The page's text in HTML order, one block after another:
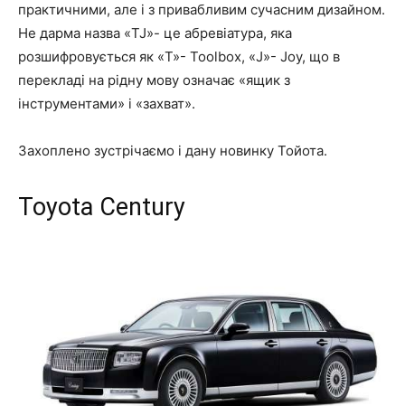
практичними, але і з привабливим сучасним дизайном.
Не дарма назва «TJ»- це абревіатура, яка
розшифровується як «T»- Toolbox, «J»- Joy, що в
перекладі на рідну мову означає «ящик з
інструментами» і «захват».
Захоплено зустрічаємо і дану новинку Тойота.
Toyota Century